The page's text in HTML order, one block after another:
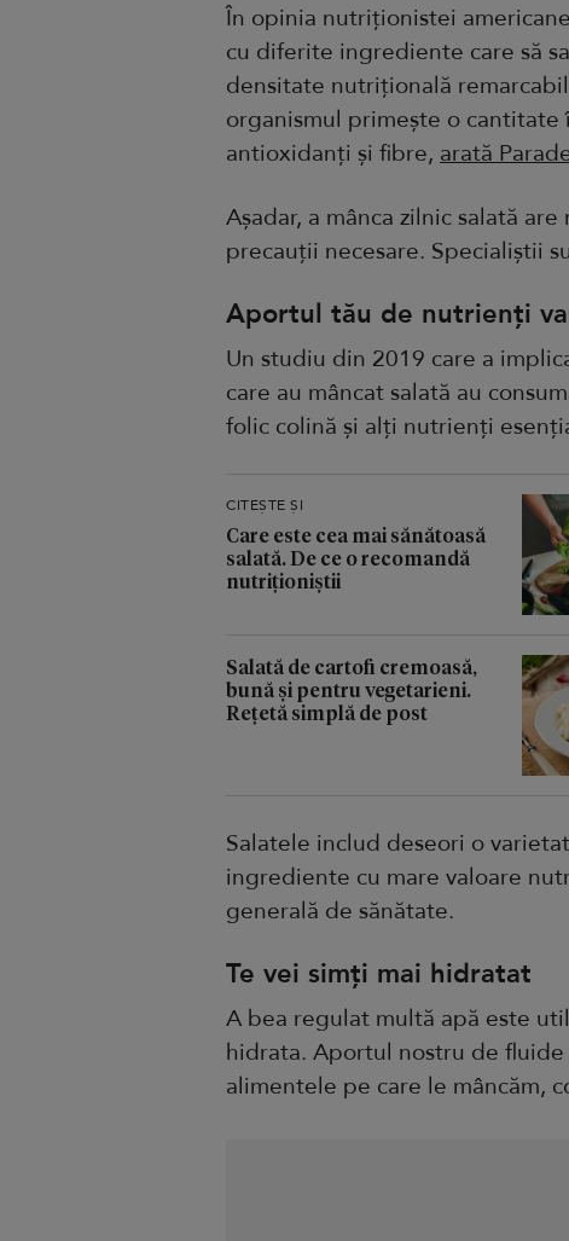
În opinia nutriționistei
cu diferite ingrediente care să
densitate nutrițională
organismul primește o
antioxidanți și fibre, arată
Așadar, a mânca zilnic salată
precauții necesare. Specialiștii
Aportul tău de nutrienți
Un studiu din 2019 care a
care au mâncat salată au
folic colină și alți nutrienți
CITEȘTE ȘI
Care este cea mai sănătoasă
salată. De ce o recomandă
nutriționiștii
Salată de cartofi cremoasă,
bună și pentru vegetarieni.
Rețetă simplă de post
Salatele includ deseori o
ingrediente cu mare valoare
generală de sănătate.
Te vei simți mai hidratat
A bea regulat multă apă este
hidrata. Aportul nostru de
alimentele pe care le mâncăm,